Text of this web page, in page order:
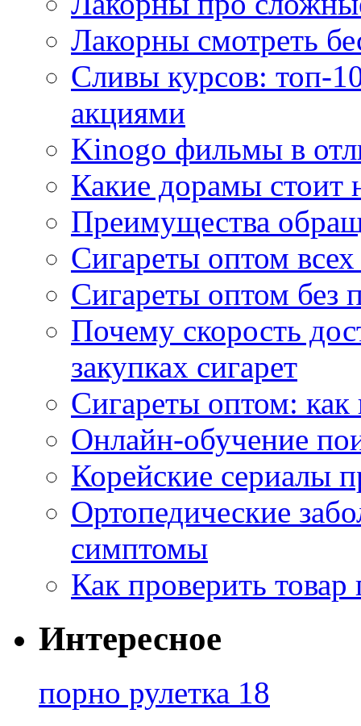
Лакорны смотреть
Сливы курсов: топ-
акциями
Kinogo фильмы в
Какие дорамы стоит
Преимущества
Сигареты оптом
Сигареты оптом без
Почему скорость
закупках сигарет
Сигареты оптом:
Онлайн-обучение
Корейские сериалы
Ортопедические
симптомы
Как проверить товар
Интересное
порно рулетка 18